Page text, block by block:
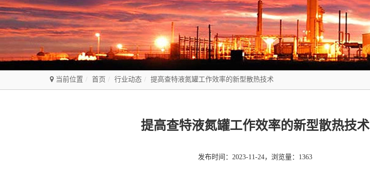
当前位置 首页 行业动态 提高查特液氮罐工作效率的新型散热技术
提高查特液氮罐工作效率的新型散热技术
发布时间：2023-11-24，浏览量：1363